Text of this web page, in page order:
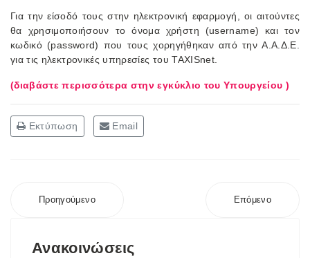
Για την είσοδό τους στην ηλεκτρονική εφαρμογή, οι αιτούντες
θα χρησιμοποιήσουν το όνομα χρήστη (username) και τον
κωδικό (password) που τους χορηγήθηκαν από την Α.Α.Δ.Ε.
για τις ηλεκτρονικές υπηρεσίες του TAXISnet.
(διαβάστε περισσότερα στην εγκύκλιο του Υπουργείου )
Εκτύπωση Email
Προηγούμενο Επόμενο
Ανακοινώσεις